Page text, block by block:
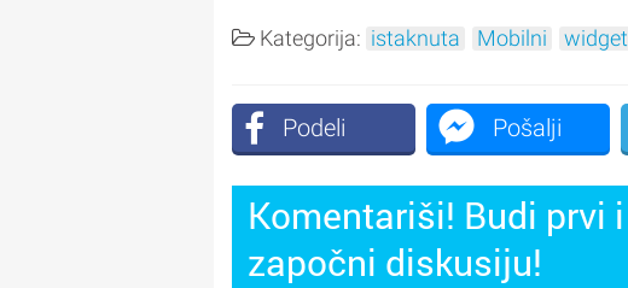
Kategorija: istaknuta Mobilni widget
Podeli Pošalji
Komentariši! Budi prvi i
započni diskusiju!